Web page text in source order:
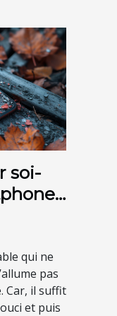
soi-
qui ne
pas
Car, il suffit
et puis